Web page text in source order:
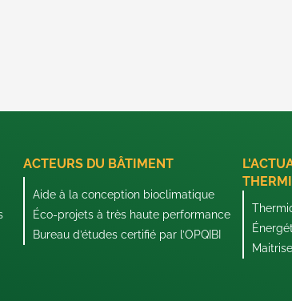
ACTEURS DU BÂTIMENT
Aide à la conception bioclimatique
Éco-projets à très haute performance
Bureau d’études certifié par l’OPQIBI